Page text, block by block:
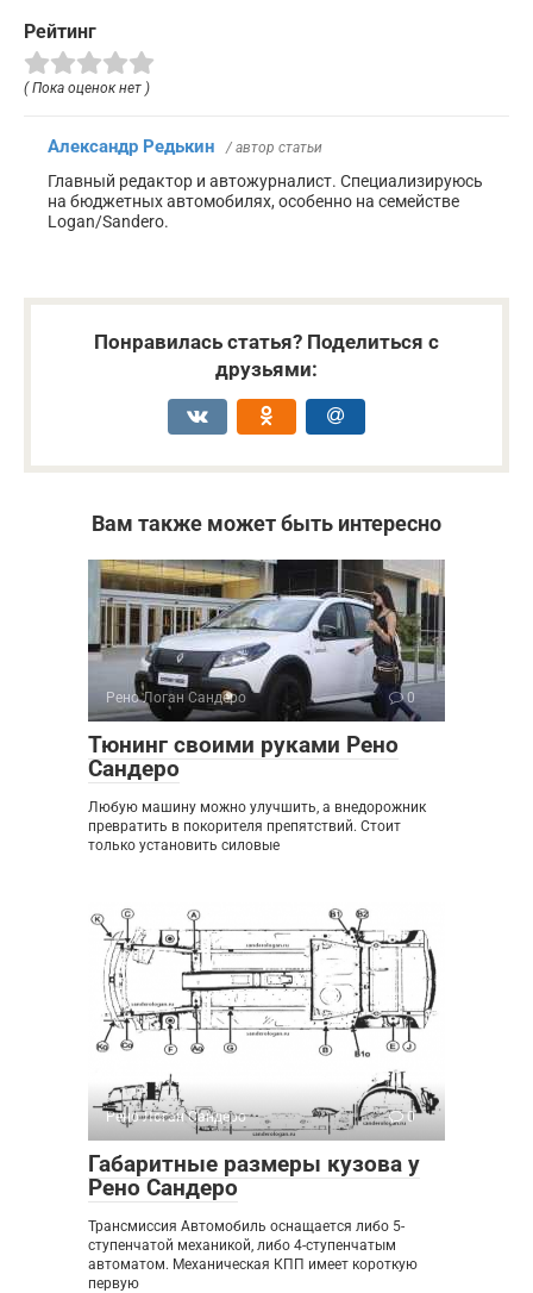
Рейтинг
( Пока оценок нет )
Александр Редькин / автор статьи
Главный редактор и автожурналист. Специализируюсь
на бюджетных автомобилях, особенно на семействе
Logan/Sandero.
Понравилась статья? Поделиться с
друзьями:
Вам также может быть интересно
Рено Логан Сандеро 0
Тюнинг своими руками Рено
Сандеро
Любую машину можно улучшить, а внедорожник
превратить в покорителя препятствий. Стоит
только установить силовые
Рено Логан Сандеро 0
Габаритные размеры кузова у
Рено Сандеро
Трансмиссия Автомобиль оснащается либо 5-
ступенчатой механикой, либо 4-ступенчатым
автоматом. Механическая КПП имеет короткую
первую